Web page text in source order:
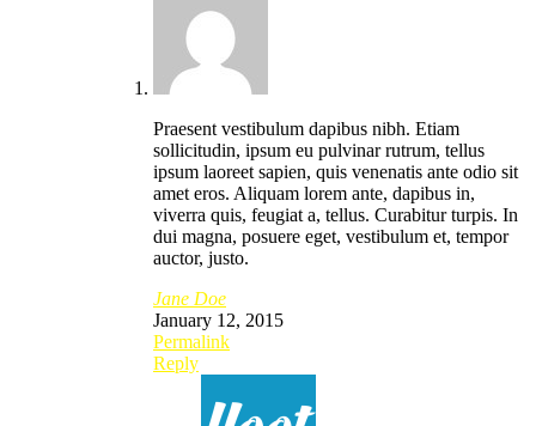
Praesent vestibulum dapibus nibh. Etiam
sollicitudin, ipsum eu pulvinar rutrum, tellus
ipsum laoreet sapien, quis venenatis ante odio sit
amet eros. Aliquam lorem ante, dapibus in,
viverra quis, feugiat a, tellus. Curabitur turpis. In
dui magna, posuere eget, vestibulum et, tempor
auctor, justo.
Jane Doe
January 12, 2015
Permalink
Reply